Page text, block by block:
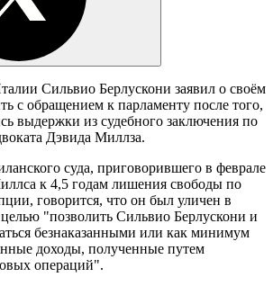
Сильвио Берлускони заявил о своём
с обращением к парламенту после того,
выдержки из судебного заключения по
Дэвида Миллза.
суда, приговорившего в феврале
к 4,5 годам лишения свободы по
говорится, что он был уличен в
целью "позволить Сильвио Берлускони и
безнаказанными или как минимум
доходы, полученные путем
операций".